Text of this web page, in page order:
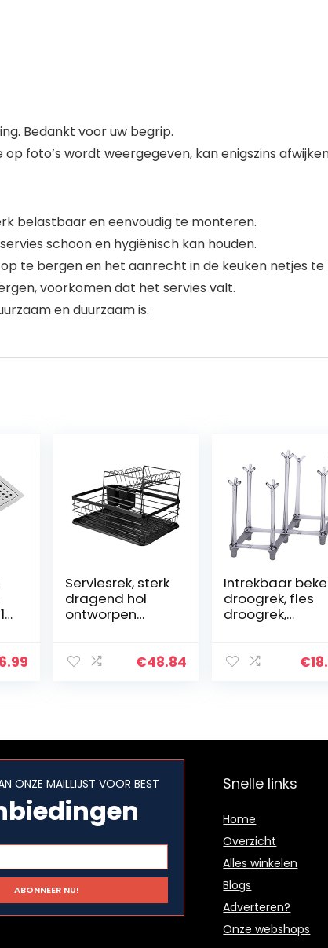
Bedankt voor uw begrip.
foto’s wordt weergegeven, kan enigszins
belastbaar en eenvoudig te monteren.
schoon en hygiënisch kan houden.
te bergen en het aanrecht in de keuken netjes te
voorkomen dat het servies valt.
en duurzaam is.
Serviesrek, sterk
dragend hol
ontworpen
stabiel
€48.84
Intrekbaar
droogrek, fles
droogrek,
afdruiprek voor
€
ONZE MAILLIJST VOOR BEST Snelle links
Home
Overzicht
Alles winkelen
Blogs
Adverteren?
Onze webshops